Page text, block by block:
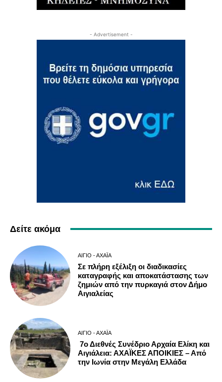
- Advertisement -
Δείτε ακόμα
ΑΊΓΙΟ - ΑΧΑΪ́Α
Σε πλήρη εξέλιξη οι διαδικασίες
καταγραφής και αποκατάστασης των
ζημιών από την πυρκαγιά στον Δήμο
Αιγιαλείας
ΑΊΓΙΟ - ΑΧΑΪ́Α
7ο Διεθνές Συνέδριο Αρχαία Ελίκη και
Αιγιάλεια: ΑΧΑΪΚΕΣ ΑΠΟΙΚΙΕΣ – Από
την Ιωνία στην Μεγάλη Ελλάδα